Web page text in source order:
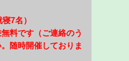
7名）
料です（ご連絡のう
随時開催しておりま